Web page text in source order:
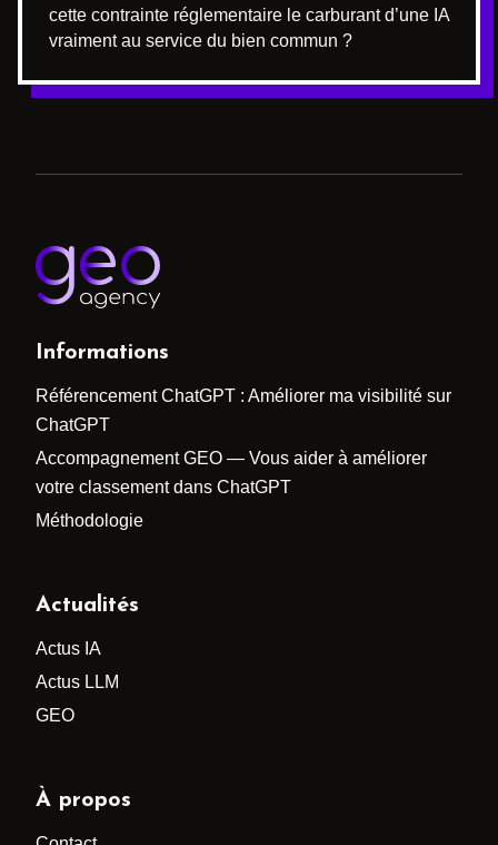
cette contrainte réglementaire le carburant d’une IA
vraiment au service du bien commun ?
Informations
Référencement ChatGPT : Améliorer ma visibilité sur
ChatGPT
Accompagnement GEO — Vous aider à améliorer
votre classement dans ChatGPT
Méthodologie
Actualités
Actus IA
Actus LLM
GEO
À propos